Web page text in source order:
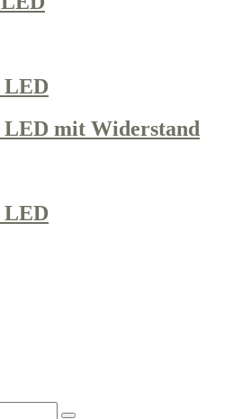
LED
mit Widerstand
LED